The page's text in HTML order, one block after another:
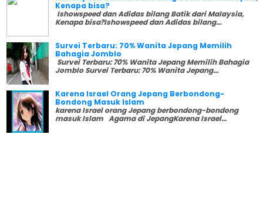
Kenapa bisa?
Ishowspeed dan Adidas bilang Batik dari Malaysia,
Kenapa bisa?Ishowspeed dan Adidas bilang...
Survei Terbaru: 70% Wanita Jepang Memilih
Bahagia Jomblo
Survei Terbaru: 70% Wanita Jepang Memilih Bahagia
Jomblo Survei Terbaru: 70% Wanita Jepang...
Karena Israel Orang Jepang Berbondong-
Bondong Masuk Islam
karena Israel orang Jepang berbondong-bondong
masuk Islam Agama di JepangKarena Israel...